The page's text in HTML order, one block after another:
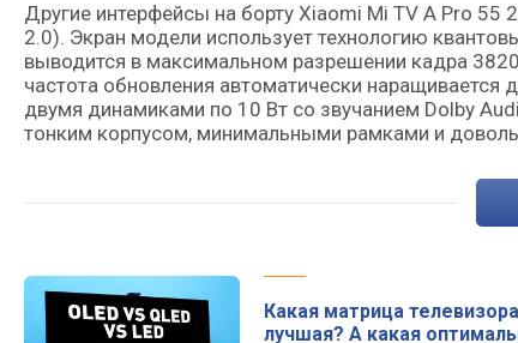
Другие интерфейсы на борту Xiaomi Mi TV A Pro 55
2.0). Экран модели использует технологию
выводится в максимальном разрешении кадра
частота обновления автоматически
двумя динамиками по 10 Вт со звучанием Dolby
тонким корпусом, минимальными рамками и
Какая матрица телевизора
лучшая? А какая